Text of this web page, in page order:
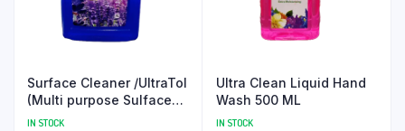
Surface Cleaner /UltraTol
(Multi purpose Sulface
Cleaner) 01 Liter
IN STOCK
Ultra Clean Liquid Hand
Wash 500 ML
IN STOCK